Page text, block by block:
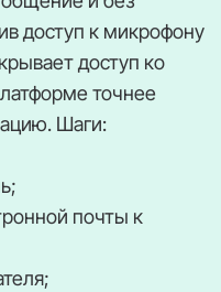
доступ к микрофону
доступ ко
точнее
Шаги:
почты к